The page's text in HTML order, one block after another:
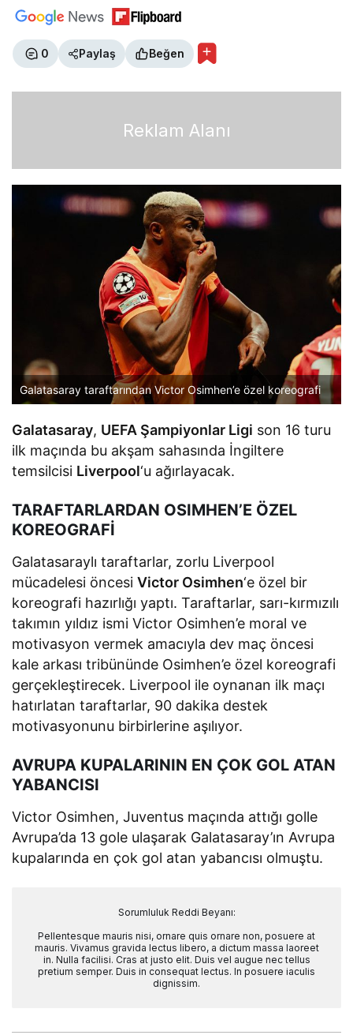
0 Paylaş Beğen
Reklam Alanı
Galatasaray taraftarından Victor Osimhen’e özel koreografi
Galatasaray, UEFA Şampiyonlar Ligi son 16 turu
ilk maçında bu akşam sahasında İngiltere
temsilcisi Liverpool‘u ağırlayacak.
TARAFTARLARDAN OSIMHEN’E ÖZEL
KOREOGRAFİ
Galatasaraylı taraftarlar, zorlu Liverpool
mücadelesi öncesiVictor Osimhen‘e özel bir
koreografi hazırlığı yaptı. Taraftarlar, sarı-kırmızılı
takımın yıldız ismi Victor Osimhen’e moral ve
motivasyon vermek amacıyla dev maç öncesi
kale arkası tribününde Osimhen’e özel koreografi
gerçekleştirecek. Liverpool ile oynanan ilk maçı
hatırlatan taraftarlar, 90 dakika destek
motivasyonunu birbirlerine aşılıyor.
AVRUPA KUPALARININ EN ÇOK GOL ATAN
YABANCISI
Victor Osimhen, Juventus maçında attığı golle
Avrupa’da 13 gole ulaşarak Galatasaray’ın Avrupa
kupalarında en çok gol atan yabancısı olmuştu.
Sorumluluk Reddi Beyanı:
Pellentesque mauris nisi, ornare quis ornare non, posuere at
mauris. Vivamus gravida lectus libero, a dictum massa laoreet
in. Nulla facilisi. Cras at justo elit. Duis vel augue nec tellus
pretium semper. Duis in consequat lectus. In posuere iaculis
dignissim.